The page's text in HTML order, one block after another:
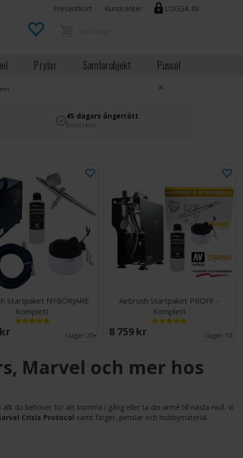
LOGGA IN
Presentkort Kundcenter
Prylar Samlarobjekt Pussel
×
45 dagars ångerrätt
Enkel retur
Startpaket NYBÖRJARE
Komplett
I lager: 20+
Airbrush Startpaket PROFF -
Komplett
8 759 SEK I lager: 10
Marvel och mer hos
allt du behöver för att komma i gång eller ta din armé till nästa nivå. Vi
Crisis Protocol samt färger, penslar och hobbymaterial.